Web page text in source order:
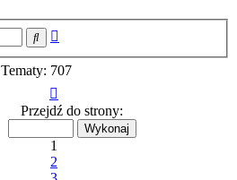
Szukaj
Tematy: 707
1
z
15
Przejdź do strony:
1
2